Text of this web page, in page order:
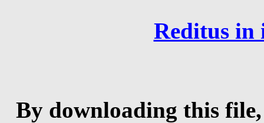
Reditus in
By downloading this